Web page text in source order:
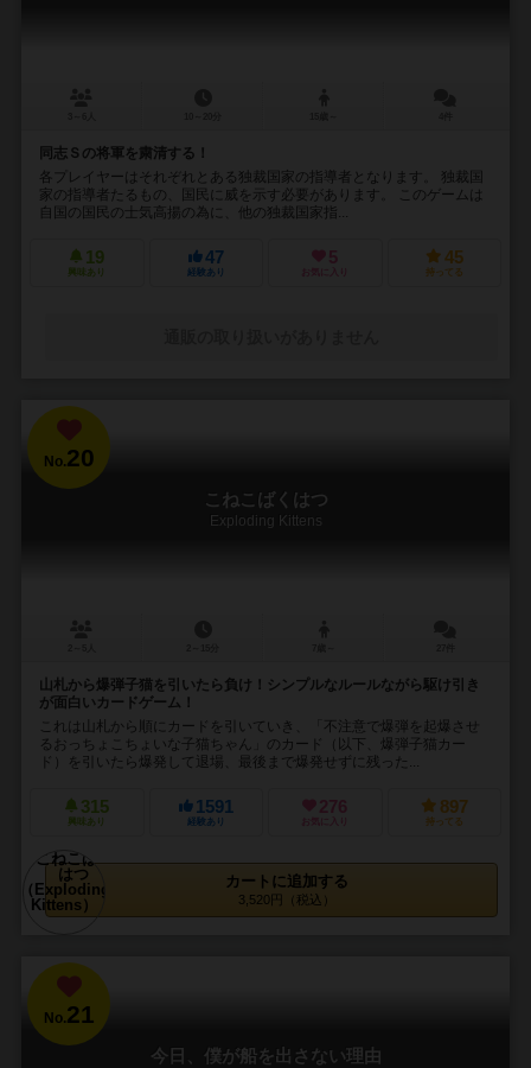
同志Ｓの将軍を粛清する！
各プレイヤーはそれぞれとある独裁国家の指導者となります。 独裁国
家の指導者たるもの、国民に威を示す必要があります。 このゲームは
自国の国民の士気高揚の為に、他の独裁国家指...
19
興味あり
47
経験あり
5
お気に入り
45
持ってる
No.20
こねこばくはつ
Exploding Kittens
山札から爆弾子猫を引いたら負け！シンプルなルールながら駆け引き
が面白いカードゲーム！
これは山札から順にカードを引いていき、「不注意で爆弾を起爆させ
るおっちょこちょいな子猫ちゃん」のカード（以下、爆弾子猫カー
ド）を引いたら爆発して退場、最後まで爆発せずに残った...
315
興味あり
1591
経験あり
276
お気に入り
897
持ってる
カートに追加する
3,520円（税込）
No.21
今日、僕が船を出さない理由